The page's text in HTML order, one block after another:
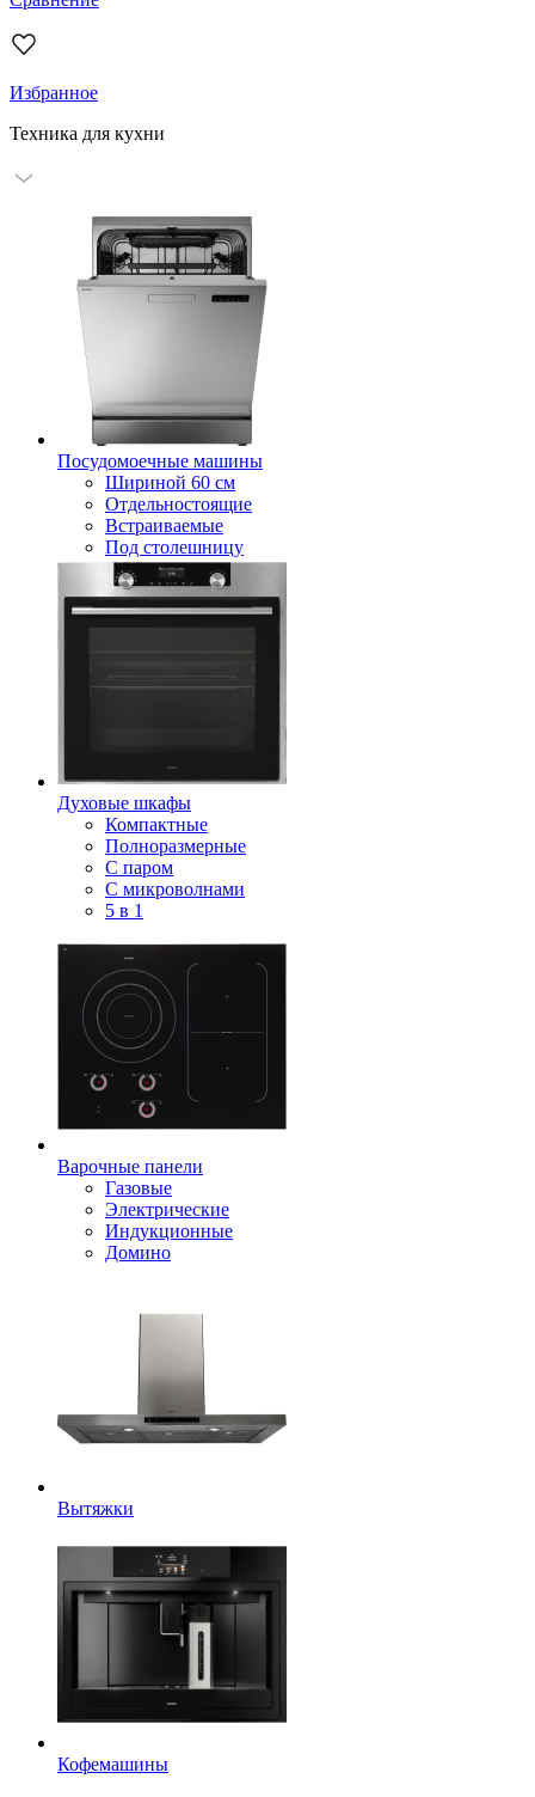
Избранное
Техника для кухни
Посудомоечные машины
Шириной 60 см
Отдельностоящие
Встраиваемые
Под столешницу
Духовые шкафы
Компактные
Полноразмерные
С паром
С микроволнами
5 в 1
Варочные панели
Газовые
Электрические
Индукционные
Домино
Вытяжки
Кофемашины